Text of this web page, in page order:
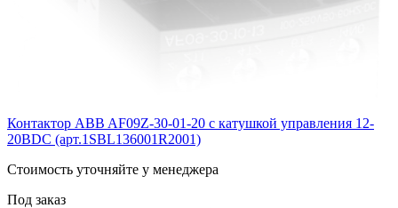
Контактор ABB AF09Z-30-01-20 с катушкой управления 12-
20BDC (арт.1SBL136001R2001)
Cтоимость уточняйте у менеджера
Под заказ